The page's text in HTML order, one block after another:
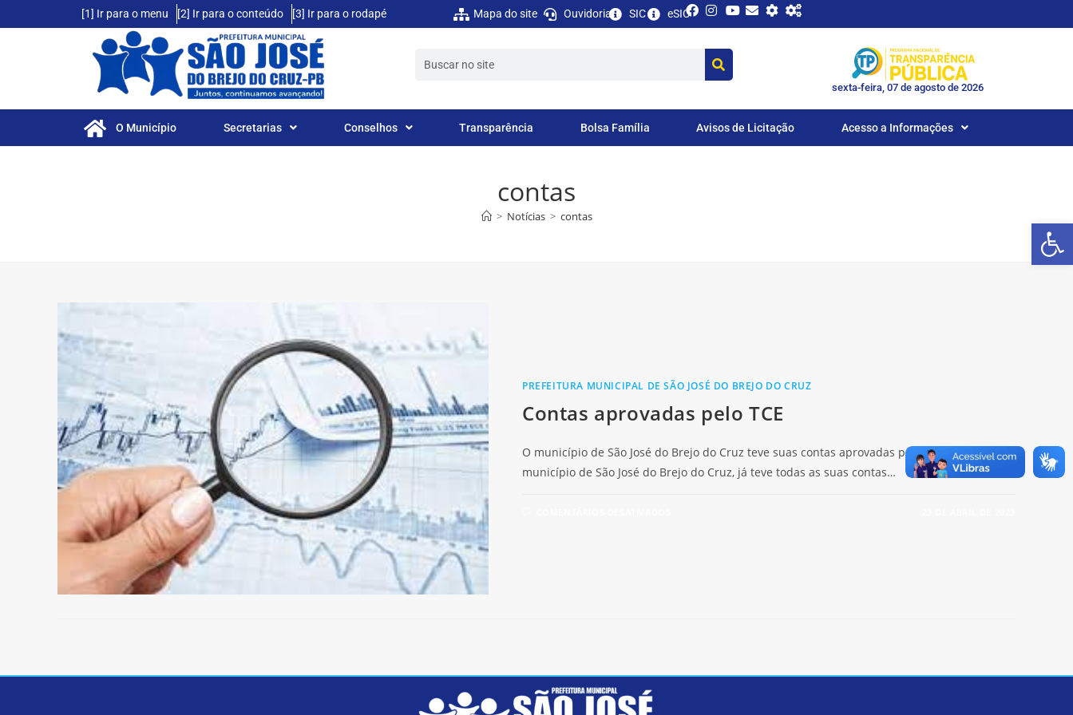
[1] Ir para o menu [2] Ir para o conteúdo [3] Ir para o rodapé Mapa do site Ouvidoria SIC eSIC
sexta-feira, 07 de agosto de 2026
O Município Secretarias Conselhos Transparência Bolsa Família Avisos de Licitação Acesso a Informações
contas
> Notícias > contas
PREFEITURA MUNICIPAL DE SÃO JOSÉ DO BREJO DO CRUZ
Contas aprovadas pelo TCE
O município de São José do Brejo do Cruz teve suas contas aprovadas pelo TCE. O
município de São José do Brejo do Cruz, já teve todas as suas contas…